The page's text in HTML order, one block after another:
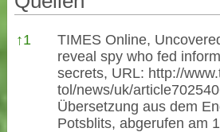
Quellen
↑1
TIMES Online,
reveal spy who fed
secrets, URL: http://
tol/news/uk/
Übersetzung aus dem
Potsblits, abgerufen am